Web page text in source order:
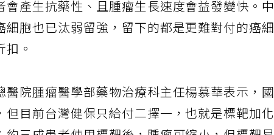
產生抗藥性、且腫瘤生長速度會益發變快。中
胞也已汰弱留強，留下的都是更難對付的癌細
。
院腫瘤醫學部藥物治療科主任楊慕華表示，國
目前台灣健保只給付二擇一，也就是標靶加化